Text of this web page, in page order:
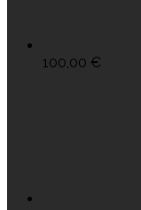
100,00 €